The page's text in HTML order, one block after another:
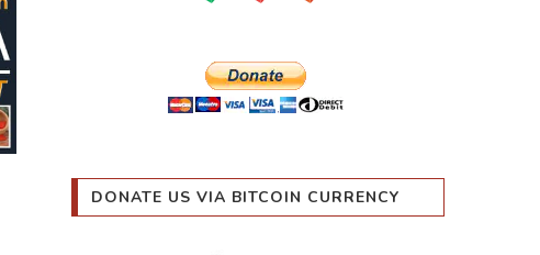
DONATE US VIA BITCOIN CURRENCY